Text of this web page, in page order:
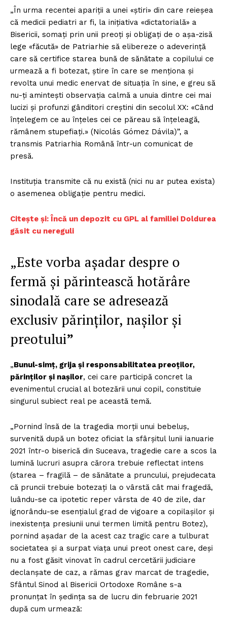
„În urma recentei apariții a unei «știri» din care reieșea
că medicii pediatri ar fi, la inițiativa «dictatorială» a
Bisericii, somați prin unii preoți și obligați de o așa-zisă
lege «făcută» de Patriarhie să elibereze o adeverință
care să certifice starea bună de sănătate a copilului ce
urmează a fi botezat, știre în care se menționa și
revolta unui medic enervat de situația în sine, e greu să
nu-ți amintești observația calmă a unuia dintre cei mai
lucizi și profunzi gânditori creștini din secolul XX: «Când
înțelegem ce au înțeles cei ce păreau să înțeleagă,
rămânem stupefiați.» (Nicolás Gómez Dávila)”, a
transmis Patriarhia Română într-un comunicat de
presă.
Instituția transmite că nu există (nici nu ar putea exista)
o asemenea obligație pentru medici.
Citește și: Încă un depozit cu GPL al familiei Doldurea
găsit cu nereguli
„Este vorba așadar despre o
fermă și părintească hotărâre
sinodală care se adresează
exclusiv părinților, nașilor și
preotului”
„Bunul-simț, grija și responsabilitatea preoților,
părinților și nașilor, cei care participă concret la
evenimentul crucial al botezării unui copil, constituie
singurul subiect real pe această temă.
„Pornind însă de la tragedia morții unui bebeluș,
survenită după un botez oficiat la sfârșitul lunii ianuarie
2021 într-o biserică din Suceava, tragedie care a scos la
lumină lucruri asupra cărora trebuie reflectat intens
(starea – fragilă – de sănătate a pruncului, prejudecata
că pruncii trebuie botezați la o vârstă cât mai fragedă,
luându-se ca ipotetic reper vârsta de 40 de zile, dar
ignorându-se esențialul grad de vigoare a copilașilor și
inexistența presiunii unui termen limită pentru Botez),
pornind așadar de la acest caz tragic care a tulburat
societatea și a surpat viața unui preot onest care, deși
nu a fost găsit vinovat în cadrul cercetării judiciare
declanșate de caz, a rămas grav marcat de tragedie,
Sfântul Sinod al Bisericii Ortodoxe Române s-a
pronunțat în ședința sa de lucru din februarie 2021
după cum urmează: